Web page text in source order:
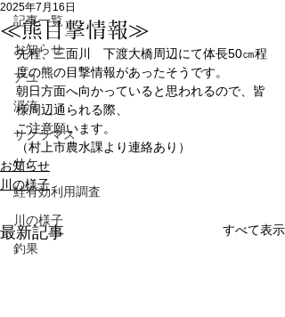
記事一覧
お知らせ
アユ
渓流
サクラマス
サケ
鮭有効利用調査
川の様子
釣果
≪熊目撃情報≫
2025年7月16日
先程、三面川　下渡大橋周辺にて体長50㎝程
度の熊の目撃情報があったそうです。
朝日方面へ向かっていると思われるので、皆
様周辺通られる際、
ご注意願います。
（村上市農水課より連絡あり）
お知らせ
川の様子
最新記事 すべて表示